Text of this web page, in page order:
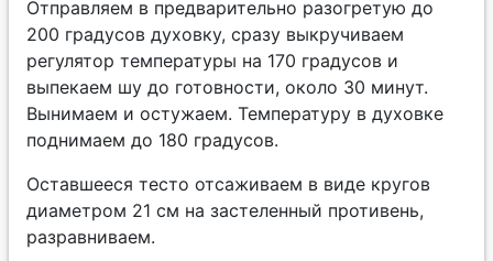
Отправляем в предварительно разогретую до
200 градусов духовку, сразу выкручиваем
регулятор температуры на 170 градусов и
выпекаем шу до готовности, около 30 минут.
Вынимаем и остужаем. Температуру в духовке
поднимаем до 180 градусов.
Оставшееся тесто отсаживаем в виде кругов
диаметром 21 см на застеленный противень,
разравниваем.